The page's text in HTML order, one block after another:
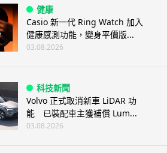
健康
Casio 新一代 Ring Watch 加入
健康感測功能，變身平價版...
03.08.2026
科技新聞
Volvo 正式取消新車 LiDAR 功
能 已裝配車主獲補償 Lum...
03.08.2026